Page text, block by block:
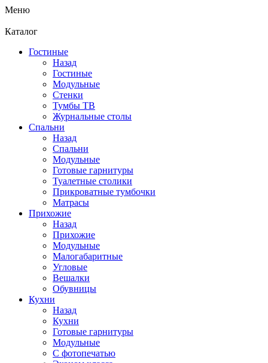
Меню
Каталог
Гостиные
Назад
Гостиные
Модульные
Стенки
Тумбы ТВ
Журнальные столы
Спальни
Назад
Спальни
Модульные
Готовые гарнитуры
Туалетные столики
Прикроватные тумбочки
Матрасы
Прихожие
Назад
Прихожие
Модульные
Малогабаритные
Угловые
Вешалки
Обувницы
Кухни
Назад
Кухни
Готовые гарнитуры
Модульные
С фотопечатью